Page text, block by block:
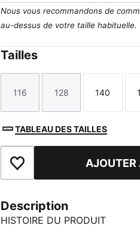
Nous vous recommandons de
au-dessus de votre taille habituelle.
Tailles
Taille
116
Taille
128
Taille
140
TABLEAU DES TAILLES
Ajouter aux favorisAJOUTER
Description
HISTOIRE DU PRODUIT